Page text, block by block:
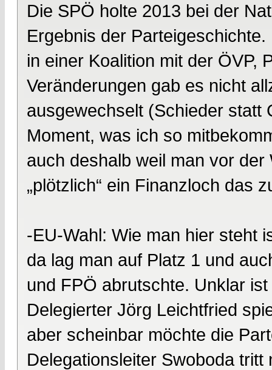
Die SPÖ holte 2013 bei der
Ergebnis der
in einer Koalition mit der ÖVP,
Veränderungen gab es nicht
ausgewechselt (Schieder statt
Moment, was ich so
auch deshalb weil man vor
„plötzlich“ ein Finanzloch das
-EU-Wahl: Wie man hier steht
da lag man auf Platz 1 und
und FPÖ abrutschte. Unklar
Delegierter Jörg Leichtfried
aber scheinbar möchte die
Delegationsleiter Swoboda tritt